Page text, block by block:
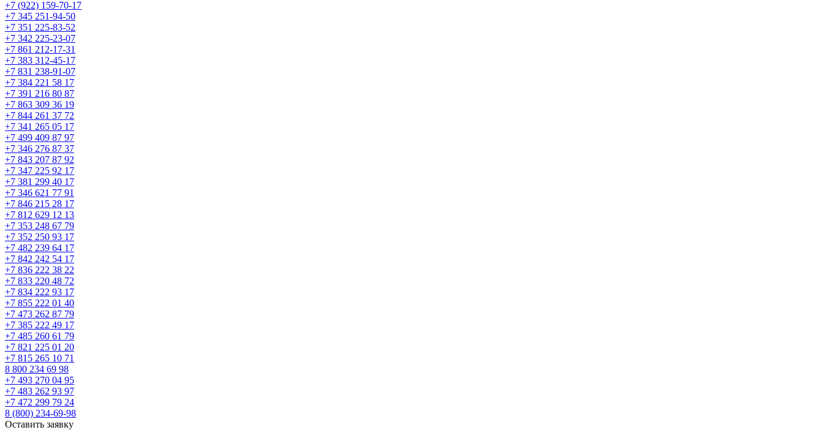
+7 (922) 159-70-17
+7 345 251-94-50
+7 351 225-83-52
+7 342 225-23-07
+7 861 212-17-31
+7 383 312-45-17
+7 831 238-91-07
+7 384 221 58 17
+7 391 216 80 87
+7 863 309 36 19
+7 844 261 37 72
+7 341 265 05 17
+7 499 409 87 97
+7 346 276 87 37
+7 843 207 87 92
+7 347 225 92 17
+7 381 299 40 17
+7 346 621 77 91
+7 846 215 28 17
+7 812 629 12 13
+7 353 248 67 79
+7 352 250 93 17
+7 482 239 64 17
+7 842 242 54 17
+7 836 222 38 22
+7 833 220 48 72
+7 834 222 93 17
+7 855 222 01 40
+7 473 262 87 79
+7 385 222 49 17
+7 485 260 61 79
+7 821 225 01 20
+7 815 265 10 71
8 800 234 69 98
+7 493 270 04 95
+7 483 262 93 97
+7 472 299 79 24
8 (800) 234-69-98
Оставить заявку